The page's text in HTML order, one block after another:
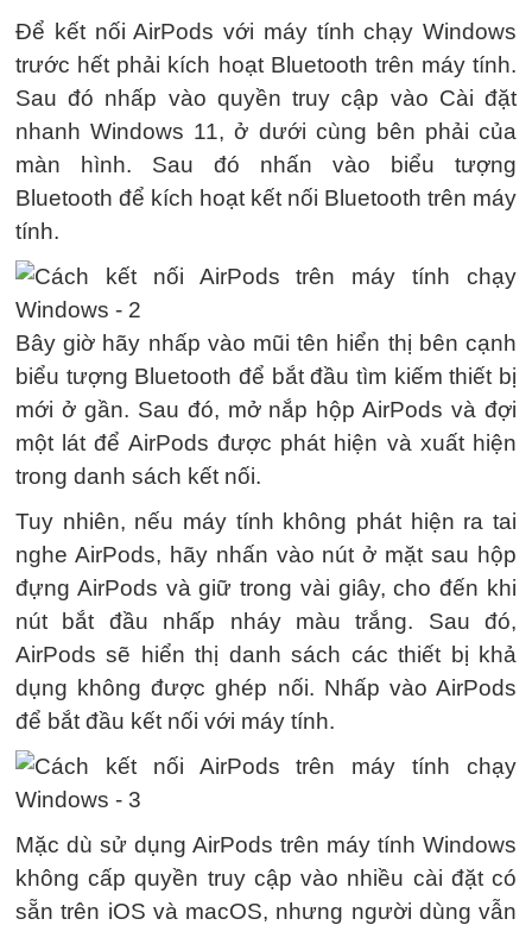
Để kết nối AirPods với máy tính chạy Windows
trước hết phải kích hoạt Bluetooth trên máy tính.
Sau đó nhấp vào quyền truy cập vào Cài đặt
nhanh Windows 11, ở dưới cùng bên phải của
màn hình. Sau đó nhấn vào biểu tượng
Bluetooth để kích hoạt kết nối Bluetooth trên máy
tính.
Bây giờ hãy nhấp vào mũi tên hiển thị bên cạnh
biểu tượng Bluetooth để bắt đầu tìm kiếm thiết bị
mới ở gần. Sau đó, mở nắp hộp AirPods và đợi
một lát để AirPods được phát hiện và xuất hiện
trong danh sách kết nối.
Tuy nhiên, nếu máy tính không phát hiện ra tai
nghe AirPods, hãy nhấn vào nút ở mặt sau hộp
đựng AirPods và giữ trong vài giây, cho đến khi
nút bắt đầu nhấp nháy màu trắng. Sau đó,
AirPods sẽ hiển thị danh sách các thiết bị khả
dụng không được ghép nối. Nhấp vào AirPods
để bắt đầu kết nối với máy tính.
Mặc dù sử dụng AirPods trên máy tính Windows
không cấp quyền truy cập vào nhiều cài đặt có
sẵn trên iOS và macOS, nhưng người dùng vẫn